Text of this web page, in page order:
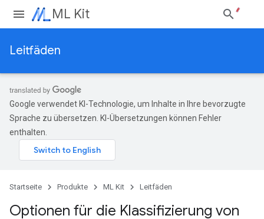
ML Kit
Leitfäden
Google verwendet KI-Technologie, um Inhalte in Ihre bevorzugte
Sprache zu übersetzen. KI-Übersetzungen können Fehler
enthalten.
Startseite Produkte ML Kit Leitfäden
Optionen für die Klassifizierung von